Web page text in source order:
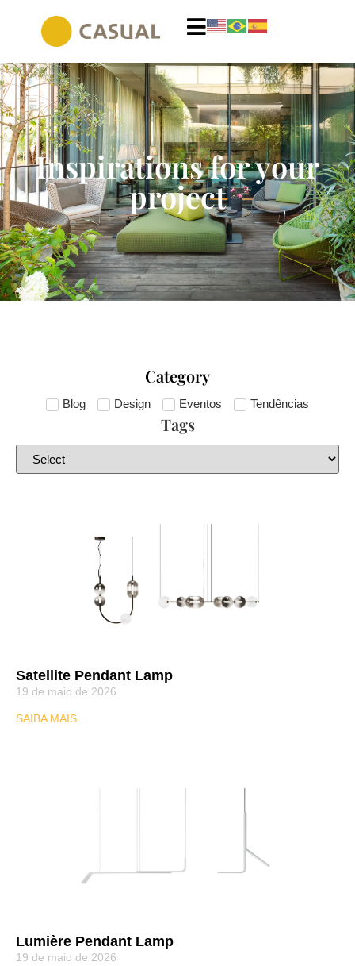
Inspirations for your
project
Category
Blog Design Eventos Tendências
Tags
Satellite Pendant Lamp
19 de maio de 2026
SAIBA MAIS
Lumière Pendant Lamp
19 de maio de 2026